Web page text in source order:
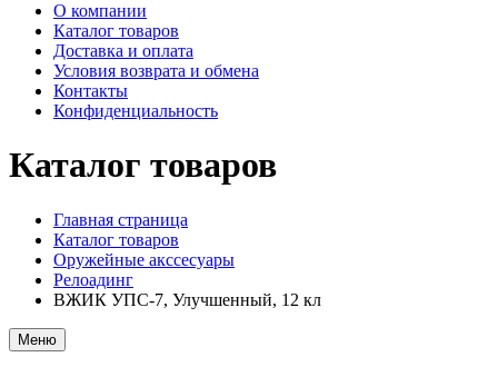
О компании
Каталог товаров
Доставка и оплата
Условия возврата и обмена
Контакты
Конфиденциальность
Каталог товаров
Главная страница
Каталог товаров
Оружейные акссесуары
Релоадинг
ВЖИК УПС-7, Улучшенный, 12 кл
Меню